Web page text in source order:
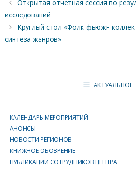
Открытая отчетная сессия по
исследований
Круглый стол «Фолк-фьюжн
синтеза жанров»
АКТУАЛЬНОЕ
КАЛЕНДАРЬ МЕРОПРИЯТИЙ
АНОНСЫ
НОВОСТИ РЕГИОНОВ
КНИЖНОЕ ОБОЗРЕНИЕ
ПУБЛИКАЦИИ СОТРУДНИКОВ ЦЕНТРА